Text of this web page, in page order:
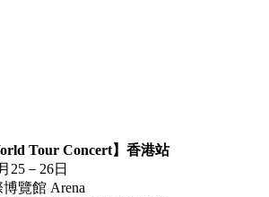
Tour Concert】香港站
25－26日
覽館 Arena